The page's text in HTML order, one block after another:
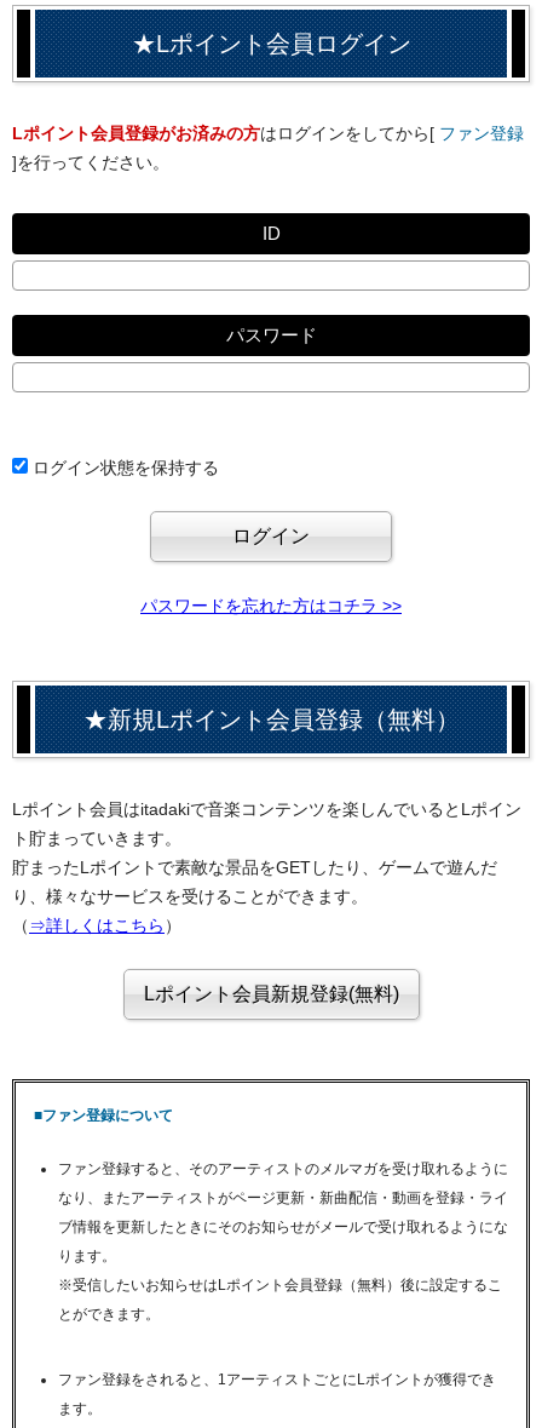
★Lポイント会員ログイン
Lポイント会員登録がお済みの方はログインをしてから[ ファン登録
]を行ってください。
ID
パスワード
ログイン状態を保持する
パスワードを忘れた方はコチラ >>
★新規Lポイント会員登録（無料）
Lポイント会員はitadakiで音楽コンテンツを楽しんでいるとLポイン
ト貯まっていきます。
貯まったLポイントで素敵な景品をGETしたり、ゲームで遊んだ
り、様々なサービスを受けることができます。
（ ⇒詳しくはこちら ）
■ファン登録について
ファン登録すると、そのアーティストのメルマガを受け取れるように
なり、またアーティストがページ更新・新曲配信・動画を登録・ライ
ブ情報を更新したときにそのお知らせがメールで受け取れるようにな
ります。
※受信したいお知らせはLポイント会員登録（無料）後に設定するこ
とができます。
ファン登録をされると、1アーティストごとにLポイントが獲得でき
ます。